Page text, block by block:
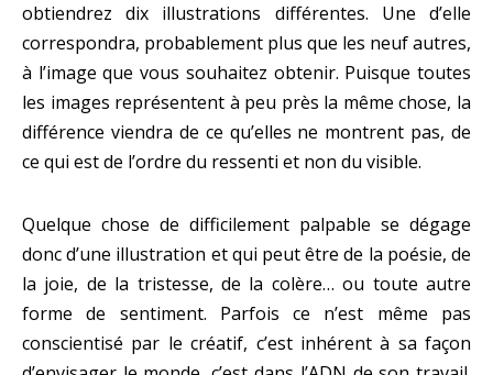
obtiendrez dix illustrations différentes. Une d’elle
correspondra, probablement plus que les neuf autres,
à l’image que vous souhaitez obtenir. Puisque toutes
les images représentent à peu près la même chose, la
différence viendra de ce qu’elles ne montrent pas, de
ce qui est de l’ordre du ressenti et non du visible.
Quelque chose de difficilement palpable se dégage
donc d’une illustration et qui peut être de la poésie, de
la joie, de la tristesse, de la colère… ou toute autre
forme de sentiment. Parfois ce n’est même pas
conscientisé par le créatif, c’est inhérent à sa façon